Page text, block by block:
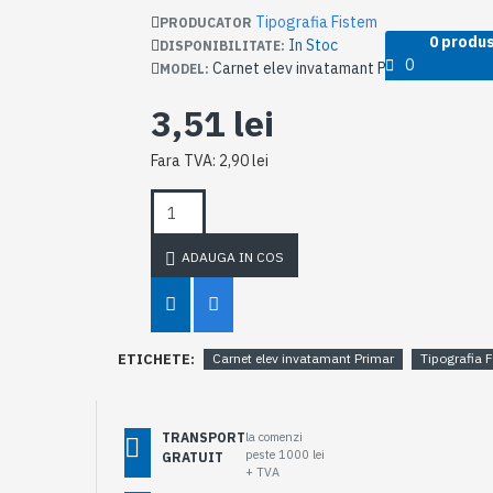
0
0
PRODUCATOR Tipografia Fistem
DISPONIBILITATE: In Stoc
MODEL: Carnet elev invatamant Primar
3,51 lei
Fara TVA: 2,90 lei
ADAUGA IN COS
ETICHETE: Carnet elev invatamant Primar Tipografia
TRANSPORT
GRATUIT
la comenzi
peste 1000 lei
+ TVA